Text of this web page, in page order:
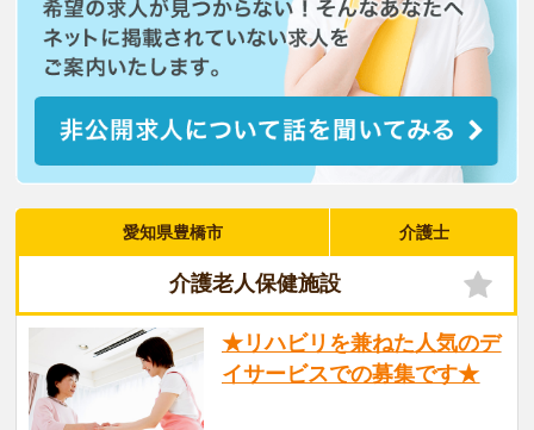
愛知県豊橋市 介護士
介護老人保健施設
★リハビリを兼ねた人気のデ
イサービスでの募集です★